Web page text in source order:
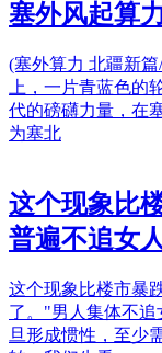
塞外风起算
(塞外算力 北疆新
上，一片青蓝色的
代的磅礴力量，在
为塞北
这个现象比
普遍不追女人
这个现象比楼市暴
了。"男人集体不
旦形成惯性，至少